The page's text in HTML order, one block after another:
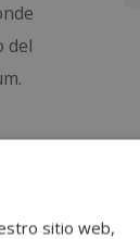
del
sitio web,